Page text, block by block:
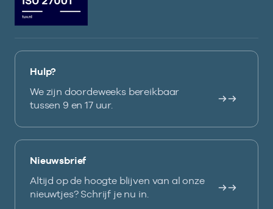
Hulp?
We zijn doordeweeks bereikbaar
tussen 9 en 17 uur.
Nieuwsbrief
Altijd op de hoogte blijven van al onze
nieuwtjes? Schrijf je nu in.